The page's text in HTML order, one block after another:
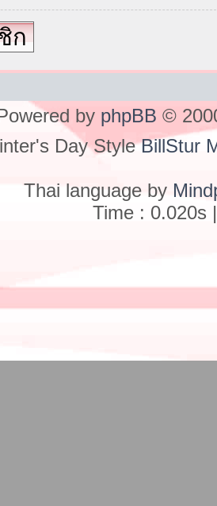
ก
by phpBB ©
Day StyleBillStur
Thai language by
Time : 0.020s